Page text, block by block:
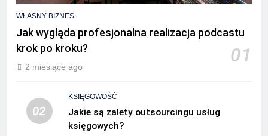
WŁASNY BIZNES
Jak wygląda profesjonalna realizacja podcastu
krok po kroku?
01
2 miesiące ago
02
KSIĘGOWOŚĆ
Jakie są zalety outsourcingu usług
księgowych?